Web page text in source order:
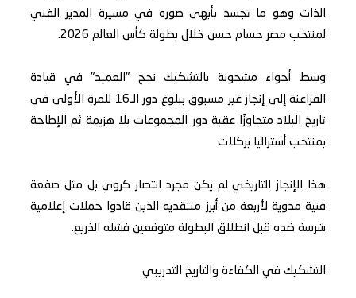
الذات وهو ما تجسد بأبهى صوره في مسيرة المدير الفني
لمنتخب مصر حسام حسن خلال بطولة كأس العالم 2026.
وسط أجواء مشحونة بالتشكيك نجح "العميد" في قيادة
الفراعنة إلى إنجاز غير مسبوق ببلوغ دور الـ16 للمرة الأولى في
تاريخ البلاد متجاوزًا عقبة دور المجموعات بلا هزيمة ثم الإطاحة
بمنتخب أستراليا بركلات
هذا الإنجاز التاريخي لم يكن مجرد انتصار كروي بل مثل صفعة
فنية مدوية لأربعة من أبرز منتقديه الذين قادوا حملات إعلامية
شرسة ضده قبل انطلاق البطولة متوقعين فشله الذريع.
التشكيك في الكفاءة والتاريخ التدريبي